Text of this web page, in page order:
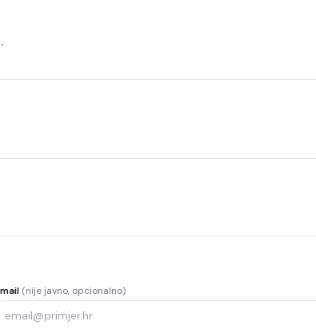
(nije javno, opcionalno)